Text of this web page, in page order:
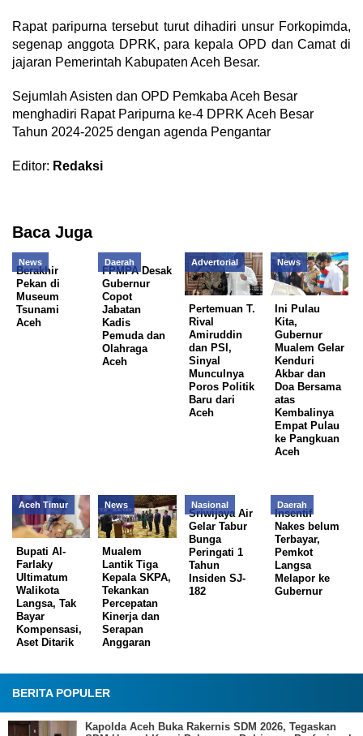
Rapat paripurna tersebut turut dihadiri unsur Forkopimda,
segenap anggota DPRK, para kepala OPD dan Camat di
jajaran Pemerintah Kabupaten Aceh Besar.
Sejumlah Asisten dan OPD Pemkaba Aceh Besar
menghadiri Rapat Paripurna ke-4 DPRK Aceh Besar
Tahun 2024-2025 dengan agenda Pengantar
Editor: Redaksi
Baca Juga
News
Berakhir
Pekan di
Museum
Tsunami
Aceh
Daerah
FPMPA Desak
Gubernur
Copot
Jabatan
Kadis
Pemuda dan
Olahraga
Aceh
Advertorial
Pertemuan T.
Rival
Amiruddin
dan PSI,
Sinyal
Munculnya
Poros Politik
Baru dari
Aceh
News
Ini Pulau
Kita,
Gubernur
Mualem Gelar
Kenduri
Akbar dan
Doa Bersama
atas
Kembalinya
Empat Pulau
ke Pangkuan
Aceh
Aceh Timur
Bupati Al-
Farlaky
Ultimatum
Walikota
Langsa, Tak
Bayar
Kompensasi,
Aset Ditarik
News
Mualem
Lantik Tiga
Kepala SKPA,
Tekankan
Percepatan
Kinerja dan
Serapan
Anggaran
Nasional
Sriwijaya Air
Gelar Tabur
Bunga
Peringati 1
Tahun
Insiden SJ-
182
Daerah
Insentif
Nakes belum
Terbayar,
Pemkot
Langsa
Melapor ke
Gubernur
BERITA POPULER
Kapolda Aceh Buka Rakernis SDM 2026, Tegaskan